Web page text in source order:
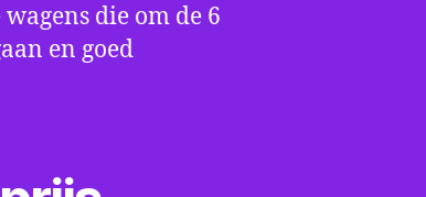
die om de 6
en goed